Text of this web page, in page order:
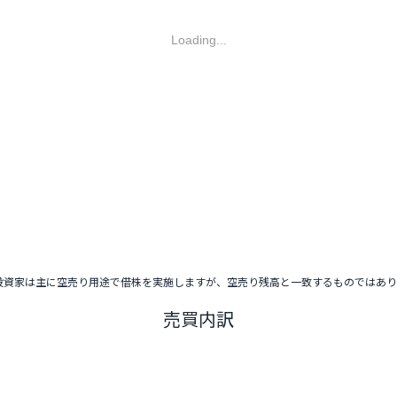
Loading...
家は主に空売り用途で借株を実施しますが、空売り残高と一致するものではあ
売買内訳